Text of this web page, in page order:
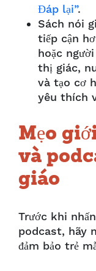
Đáp lại”.
Sách nói
tiếp cận
hoặc
thị giác,
và tạo cơ
yêu thích
Mẹo
và
giáo
Trước khi
podcast, hãy
đảm bảo trẻ